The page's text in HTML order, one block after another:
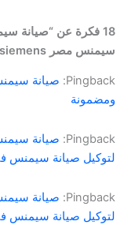
سيمنس مصر siemens”
Pingback:
ومضمونة
Pingback:
لتوكيل صيانة سيمنس
Pingback:
لتوكيل صيانة سيمنس